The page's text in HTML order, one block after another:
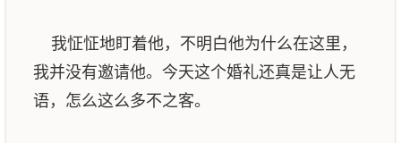
我怔怔地盯着他，不明白他为什么在这里，
我并没有邀请他。今天这个婚礼还真是让人无
语，怎么这么多不之客。